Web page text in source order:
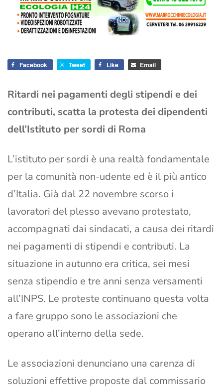
Facebook Tweet Like Email
Ritardi nei pagamenti degli stipendi e dei
contributi, scatta la protesta dei dipendenti
dell’Istituto per sordi di Roma
L’istituto per sordi è una realtà fondamentale
per la comunità non-udente ed è il più antico
d’Italia. Già dal 22 novembre scorso i
lavoratori del plesso avevano protestato,
accompagnati dai sindacati, a causa dei ritardi
nei pagamenti di stipendi e contributi. La
situazione in autunno era critica, sei mesi
senza stipendio e tre anni senza versamenti
all’INPS. Le proteste continuano questa volta
a fare gruppo sono le associazioni che
operano all’interno della sede.
Le associazioni denunciano una carenza di
soluzioni effettive proposte dal commissario